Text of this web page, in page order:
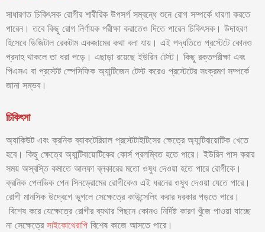
সাধারণত চিকিৎসক রোগীর শারীরিক উপসর্গ সম্বন্ধে শুনে রোগ সম্পর্কে ধারণা করতে
পারেন। তবে কিছু রোগ নির্ণায়ক পরীক্ষা করাতেও দিতে পারেন চিকিৎসক। উদাহরণ
হিসেবে ডিজিটাল রেকটাম একজামের কথা বলা যায়। এই পদ্ধতিতে প্রস্টেটে কোনও
প্রদাহ থাকলে তা ধরা পড়ে। এছাড়া রয়েছে ইউরিন টেস্ট। কিছু রক্তপরীক্ষা এবং
পিএসএ বা প্রস্টেট স্পেসিফিক অ্যান্টিজেন টেস্ট করেও প্রস্টেটের সংক্রমণ সম্পর্কে
জানা সম্ভব।
চিকিৎসা
অ্যাকিউট এবং ক্রনিক ব্যাকটেরিয়াল প্রস্টেটাইটিসের ক্ষেত্রে অ্যান্টিবায়োটিক খেতে
হবে। কিছু ক্ষেত্রে অ্যান্টিবায়োটিকের কোর্স প্রলম্বিত হতে পারে। ইউরিন পাস করার
সময় অস্বস্তি কমাতে আলফা ব্লকারের মতো ওষুধ দেওয়া হতে পারে রোগীকে।
ক্রনিক পেলভিক পেন সিনড্রোমের রোগীকেও এই ধরনের ওষুধ দেওয়া যেতে পারে।
রোগী মানসিক উদ্বেগে ভুগলে সেক্ষেত্রে কাউন্সেলিং করার দরকার পড়তে পারে।
বিশেষ করে যেক্ষেত্রে রোগীর ব্যথার পিছনে কোনও নির্দিষ্ট কারণ খুঁজে পাওয়া যাচ্ছে
না সেক্ষেত্রে সাইকোথেরাপি বিশেষ কাজে আসতে পারে।